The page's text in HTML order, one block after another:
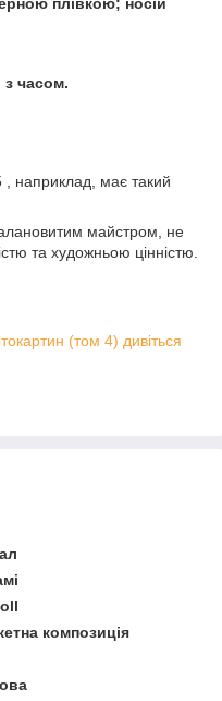
з часом.
, наприклад, має такий
майстром, не
та художньою цінністю.
(том 4) дивіться
композиція